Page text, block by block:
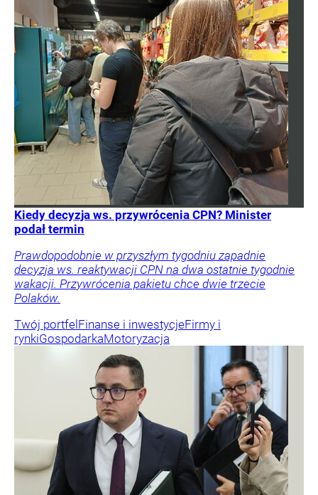
Kiedy decyzja ws. przywrócenia CPN? Minister
podał termin
Prawdopodobnie w przyszłym tygodniu zapadnie
decyzja ws. reaktywacji CPN na dwa ostatnie tygodnie
wakacji. Przywrócenia pakietu chce dwie trzecie
Polaków.
Twój portfel Finanse i inwestycjeFirmy i
rynkiGospodarkaMotoryzacja